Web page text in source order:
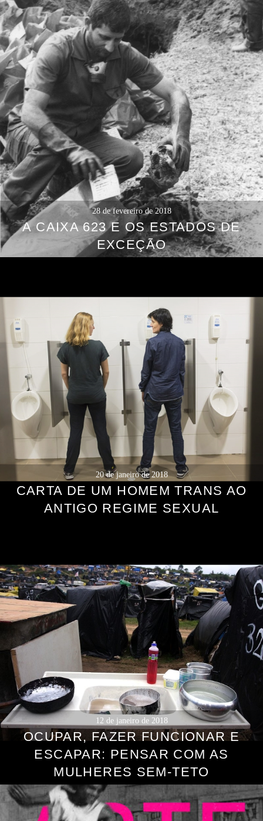
28 de fevereiro de 2018
A CAIXA 623 E OS ESTADOS DE
EXCEÇÃO
20 de janeiro de 2018
CARTA DE UM HOMEM TRANS AO
ANTIGO REGIME SEXUAL
12 de janeiro de 2018
OCUPAR, FAZER FUNCIONAR E
ESCAPAR: PENSAR COM AS
MULHERES SEM-TETO